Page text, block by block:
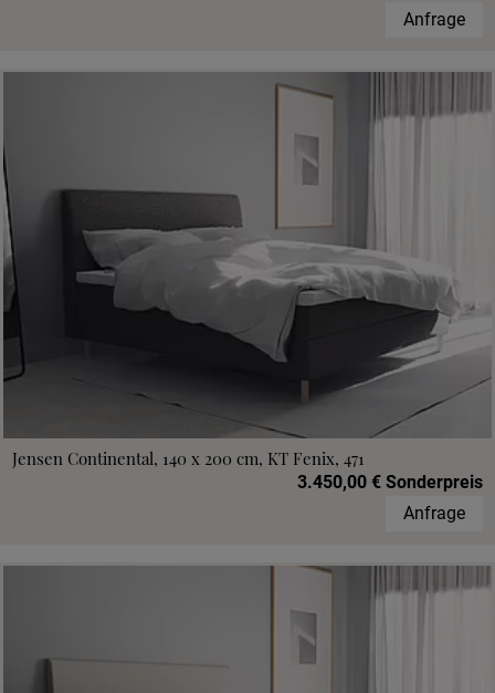
Anfrage
Jensen Continental, 140 x 200 cm, KT Fenix, 471
3.450,00 € Sonderpreis
Anfrage